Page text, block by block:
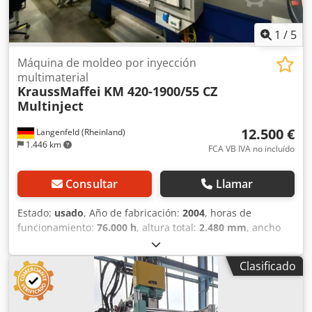
x 2,48 m Peso total: 23090 kg
1 / 5
Langenfeld (Rheinland)
1.446 km
Máquina de moldeo por inyección
multimaterial
KraussMaffei KM 420-1900/55 CZ
Multinject
12.500 €
FCA VB IVA no incluído
Consultar Llamar
Estado: usado, Año de fabricación: 2004, horas de
funcionamiento: 76.000 h, altura total: 2.480 mm, ancho
, longitud total:
tornillo:70 mm, fuerza de sujeción:4.200 kN, volumen de
desplazamiento:
1.047 cm³
, Fuerza de cierre: 4200 kN
Dwjdpszgt Npsfx Afnja Distancia entre columnas h x v: 800
x 800 mm Tamaño de platina h x v: 1270 x 1200 mm Altura
Clasificado